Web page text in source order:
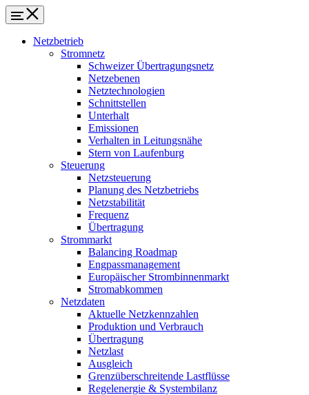
Netzbetrieb
Stromnetz
Schweizer Übertragungsnetz
Netzebenen
Netztechnologien
Schnittstellen
Unterhalt
Emissionen
Verhalten in Leitungsnähe
Stern von Laufenburg
Steuerung
Netzsteuerung
Planung des Netzbetriebs
Netzstabilität
Frequenz
Übertragung
Strommarkt
Balancing Roadmap
Engpassmanagement
Europäischer Strombinnenmarkt
Stromabkommen
Netzdaten
Aktuelle Netzkennzahlen
Produktion und Verbrauch
Übertragung
Netzlast
Ausgleich
Grenzüberschreitende Lastflüsse
Regelenergie & Systembilanz